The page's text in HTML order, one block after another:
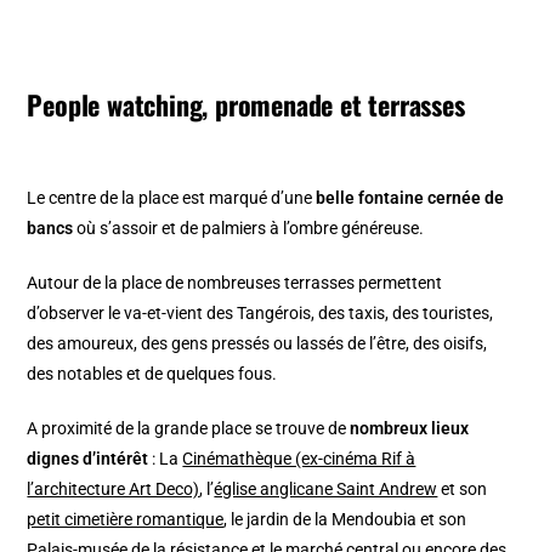
People watching, promenade et terrasses
Le centre de la place est marqué d’une belle fontaine cernée de
bancsoù s’assoir et de palmiers à l’ombre généreuse.
Autour de la place de nombreuses terrasses permettent
d’observer le va-et-vient des Tangérois, des taxis, des touristes,
des amoureux, des gens pressés ou lassés de l’être, des oisifs,
des notables et de quelques fous.
A proximité de la grande place se trouve denombreux lieux
dignes d’intérêt : LaCinémathèque (ex-cinéma Rif à
l’architecture Art Deco), l’église anglicane Saint Andrew et son
petit cimetière romantique, le jardin de la Mendoubia et son